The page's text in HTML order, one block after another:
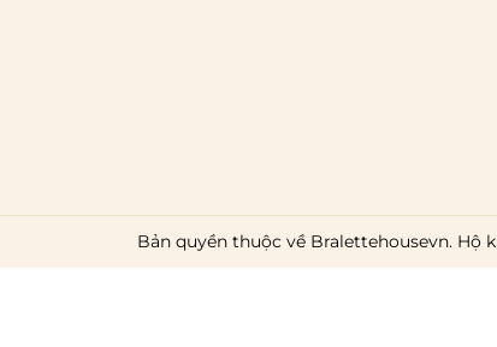
Bản quyền thuộc về Bralettehousevn. Hộ